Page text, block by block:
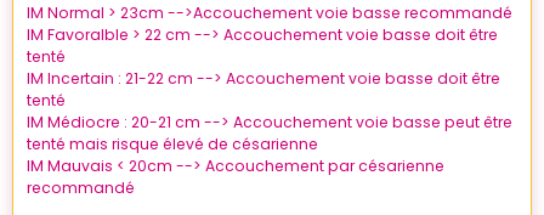
IM Normal > 23cm -->Accouchement voie basse recommandé
IM Favoralble > 22 cm --> Accouchement voie basse doit être
tenté
IM Incertain : 21-22 cm --> Accouchement voie basse doit être
tenté
IM Médiocre : 20-21 cm --> Accouchement voie basse peut être
tenté mais risque élevé de césarienne
IM Mauvais < 20cm --> Accouchement par césarienne
recommandé